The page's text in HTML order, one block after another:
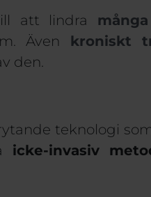
att lindra
Även kroniskt
den.
teknologi
icke-invasiv